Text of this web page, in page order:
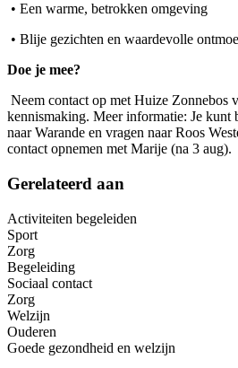
• Een warme, betrokken omgeving
• Blije gezichten en waardevolle
Doe je mee?
Neem contact op met Huize Zonnebos
kennismaking. Meer informatie: Je kunt
naar Warande en vragen naar Roos
contact opnemen met Marije (na 3 aug).
Gerelateerd aan
Activiteiten begeleiden
Sport
Zorg
Begeleiding
Sociaal contact
Zorg
Welzijn
Ouderen
Goede gezondheid en welzijn